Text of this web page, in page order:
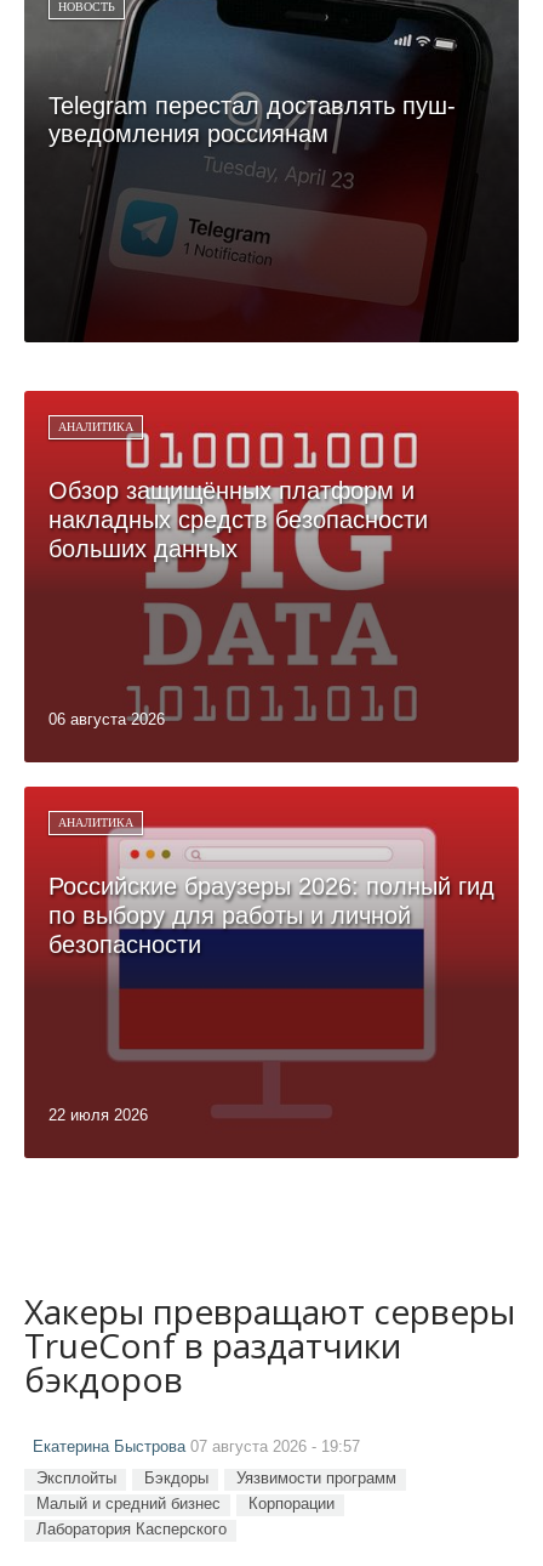
НОВОСТЬ
Telegram перестал доставлять пуш-
уведомления россиянам
АНАЛИТИКА
Обзор защищённых платформ и
накладных средств безопасности
больших данных
06 августа 2026
АНАЛИТИКА
Российские браузеры 2026: полный гид
по выбору для работы и личной
безопасности
22 июля 2026
Хакеры превращают серверы
TrueConf в раздатчики
бэкдоров
Екатерина Быстрова 07 августа 2026 - 19:57
Эксплойты Бэкдоры
Уязвимости программ
Малый и средний бизнес
Корпорации
Лаборатория Касперского